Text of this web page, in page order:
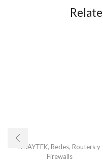
DRAYTEK, Redes, Routers y
Firewalls